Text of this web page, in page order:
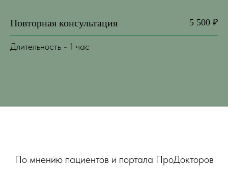
Повторная консультация 5 500 ₽
Длительность - 1 час
По мнению пациентов и портала ПроДокторов